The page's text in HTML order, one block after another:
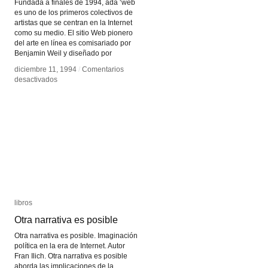
Fundada a finales de 1994, äda ‘web
es uno de los primeros colectivos de
artistas que se centran en la Internet
como su medio. El sitio Web pionero
del arte en línea es comisariado por
Benjamin Weil y diseñado por
diciembre 11, 1994 / Comentarios
desactivadosen
diciembre 11, 1994 / Comentarios
desactivadosen
libros
Otra narrativa es posible
Otra narrativa es posible. Imaginación
política en la era de Internet. Autor
Fran Ilich. Otra narrativa es posible
aborda las implicaciones de la
libros
Otra narrativa es posible